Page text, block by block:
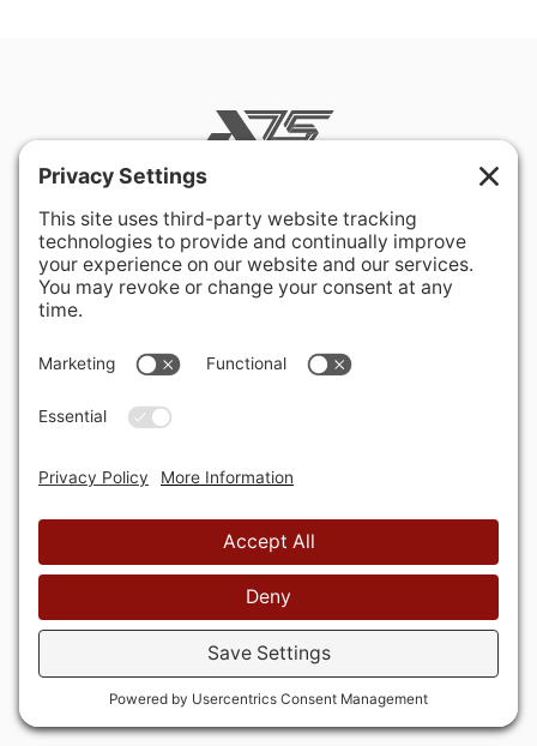
Rockville, MD 20850-3121 USA
+ 1 301 340 1914
© 2026 American Latvian Association
Privātuma politika Sīkdatņu politika
Lietošanas
noteikumi
Privātuma iestatījumi